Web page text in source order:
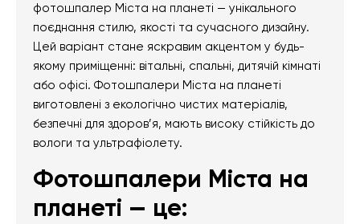
фотошпалер Міста на планеті — унікального
поєднання стилю, якості та сучасного дизайну.
Цей варіант стане яскравим акцентом у будь-
якому приміщенні: вітальні, спальні, дитячій кімнаті
або офісі. Фотошпалери Міста на планеті
виготовлені з екологічно чистих матеріалів,
безпечні для здоров’я, мають високу стійкість до
вологи та ультрафіолету.
Фотошпалери Міста на
планеті — це: